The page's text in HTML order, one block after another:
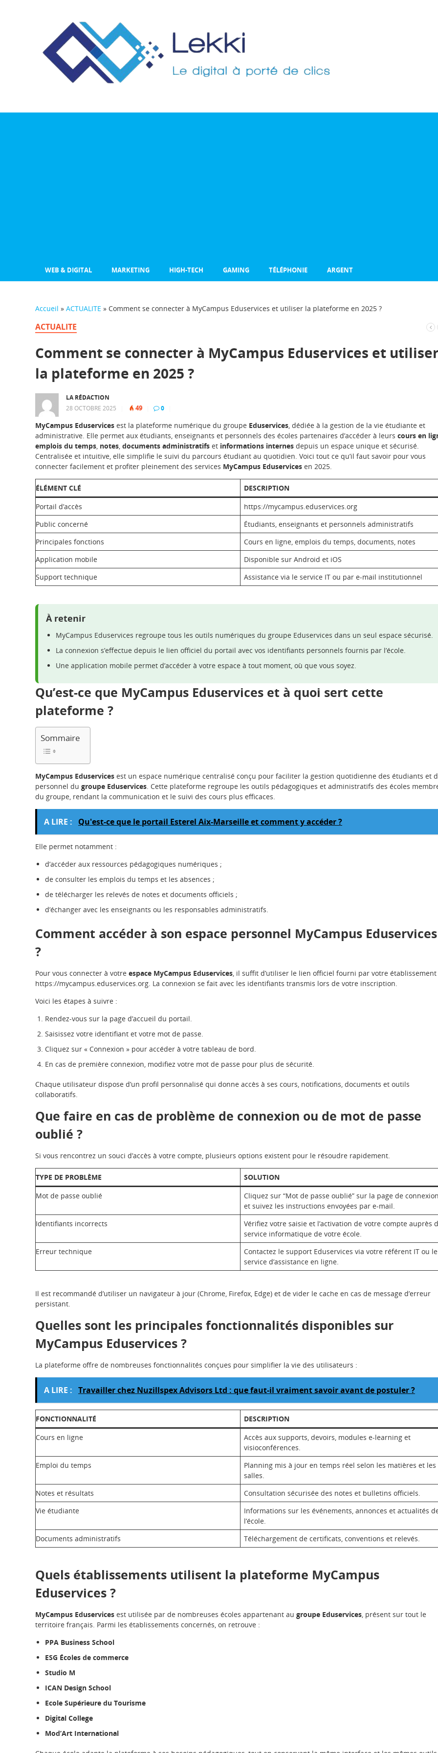
WEB & DIGITAL MARKETING HIGH-TECH GAMING TÉLÉPHONIE ARGENT
Accueil » ACTUALITE » Comment se connecter à MyCampus Eduservices et utiliser la plateforme en 2025 ?
ACTUALITE
Comment se connecter à MyCampus Eduservices et
la plateforme en 2025 ?
LA RÉDACTION
28 OCTOBRE 2025
49 0
MyCampus Eduservices est la plateforme numérique du groupe Eduservices, dédiée à la gestion de la vie étudiante et
administrative. Elle permet aux étudiants, enseignants et personnels des écoles partenaires d’accéder à leurs cours en
emplois du temps, notes, documents administratifs et informations internes depuis un espace unique et sécurisé.
Centralisée et intuitive, elle simplifie le suivi du parcours étudiant au quotidien. Voici tout ce qu’il faut savoir pour vous
connecter facilement et profiter pleinement des services MyCampus Eduservices en 2025.
ÉLÉMENT CLÉ
DESCRIPTION
Portail d’accès
https://mycampus.eduservices.org
Public concerné
Étudiants, enseignants et personnels administratifs
Principales fonctions
Cours en ligne, emplois du temps, documents, notes
Application mobile
Disponible sur Android et iOS
Support technique
Assistance via le service IT ou par e-mail institutionnel
À retenir
MyCampus Eduservices regroupe tous les outils numériques du groupe Eduservices dans un seul espace sécurisé.
La connexion s’effectue depuis le lien officiel du portail avec vos identifiants personnels fournis par l’école.
Une application mobile permet d’accéder à votre espace à tout moment, où que vous soyez.
Qu’est-ce que MyCampus Eduservices et à quoi sert cette
plateforme ?
Sommaire
MyCampus Eduservices est un espace numérique centralisé conçu pour faciliter la gestion quotidienne des étudiants et
personnel du groupe Eduservices . Cette plateforme regroupe les outils pédagogiques et administratifs des écoles
du groupe, rendant la communication et le suivi des cours plus efficaces.
A LIRE : Qu'est-ce que le portail Esterel Aix-Marseille et comment y accéder ?
Elle permet notamment :
d’accéder aux ressources pédagogiques numériques ;
de consulter les emplois du temps et les absences ;
de télécharger les relevés de notes et documents officiels ;
d’échanger avec les enseignants ou les responsables administratifs.
Comment accéder à son espace personnel MyCampus Eduservices
?
Pour vous connecter à votre espace MyCampus Eduservices , il suffit d’utiliser le lien officiel fourni par votre établissement
https://mycampus.eduservices.org. La connexion se fait avec les identifiants transmis lors de votre inscription.
Voici les étapes à suivre :
Rendez-vous sur la page d’accueil du portail.
Saisissez votre identifiant et votre mot de passe.
Cliquez sur « Connexion » pour accéder à votre tableau de bord.
En cas de première connexion, modifiez votre mot de passe pour plus de sécurité.
Chaque utilisateur dispose d’un profil personnalisé qui donne accès à ses cours, notifications, documents et outils
collaboratifs.
Que faire en cas de problème de connexion ou de mot de passe
oublié ?
Si vous rencontrez un souci d’accès à votre compte, plusieurs options existent pour le résoudre rapidement.
TYPE DE PROBLÈME
SOLUTION
Mot de passe oublié
Cliquez sur “Mot de passe oublié” sur la page de
et suivez les instructions envoyées par e-mail.
Identifiants incorrects
Vérifiez votre saisie et l’activation de votre compte auprès
service informatique de votre école.
Erreur technique
Contactez le support Eduservices via votre référent IT ou le
service d’assistance en ligne.
Il est recommandé d’utiliser un navigateur à jour (Chrome, Firefox, Edge) et de vider le cache en cas de message d’erreur
persistant.
Quelles sont les principales fonctionnalités disponibles sur
MyCampus Eduservices ?
La plateforme offre de nombreuses fonctionnalités conçues pour simplifier la vie des utilisateurs :
A LIRE : Travailler chez Nuzillspex Advisors Ltd : que faut-il vraiment savoir avant de postuler ?
FONCTIONNALITÉ
DESCRIPTION
Cours en ligne
Accès aux supports, devoirs, modules e-learning et
visioconférences.
Emploi du temps
Planning mis à jour en temps réel selon les matières et les
salles.
Notes et résultats
Consultation sécurisée des notes et bulletins officiels.
Vie étudiante
Informations sur les événements, annonces et actualités
l’école.
Documents administratifs
Téléchargement de certificats, conventions et relevés.
Quels établissements utilisent la plateforme MyCampus
Eduservices ?
MyCampus Eduservices est utilisée par de nombreuses écoles appartenant au groupe Eduservices, présent sur tout le
territoire français. Parmi les établissements concernés, on retrouve :
PPA Business School
ESG Écoles de commerce
Studio M
ICAN Design School
Ecole Supérieure du Tourisme
Digital College
Mod’Art International